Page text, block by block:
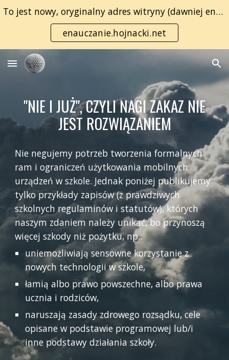
Skip to main content Skip to navigation
To jest nowy, oryginalny adres witryny (dawniej enauczanie.com):
enauczanie.hojnacki.net
"NIE I JUŻ", CZYLI NAGI ZAKAZ NIE
JEST ROZWIĄZANIEM
Nie negujemy potrzeb tworzenia formalnych
ram i ograniczeń użytkowania mobilnych
urządzeń w szkole. Jednak poniżej publikujemy
tylko przykłady zapisów (z prawdziwych
szkolnych regulaminów i statutów), których
naszym zdaniem należy unikać, bo przynoszą
więcej szkody niż pożytku, np.:
uniemożliwiają sensowne korzystanie z
nowych technologii w szkole,
łamią albo prawo powszechne, albo prawa
ucznia i rodziców,
naruszają zasady zdrowego rozsądku, cele
opisane w podstawie programowej lub/i
inne podstawy działania szkoły.